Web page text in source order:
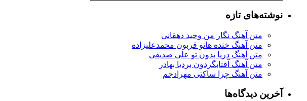
نوشته‌های تازه
متن آهنگ نگار من وحید دهقانی
متن آهنگ خنده هاتو قربون محمدعلیزاده
متن آهنگ دریا بدون تو علی صدیقی
متن آهنگ آفتابگردون بردیا بهادر
متن آهنگ چرا ساکتی مهرادجم
آخرین دیدگاه‌ها